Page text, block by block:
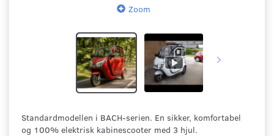
Zoom
Standardmodellen i BACH-serien. En sikker, komfortabel
og 100% elektrisk kabinescooter med 3 hjul.